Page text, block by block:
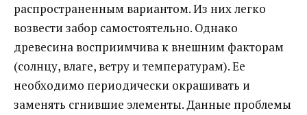
распространенным вариантом. Из них легко
возвести забор самостоятельно. Однако
древесина восприимчива к внешним факторам
(солнцу, влаге, ветру и температурам). Ее
необходимо периодически окрашивать и
заменять сгнившие элементы. Данные проблемы